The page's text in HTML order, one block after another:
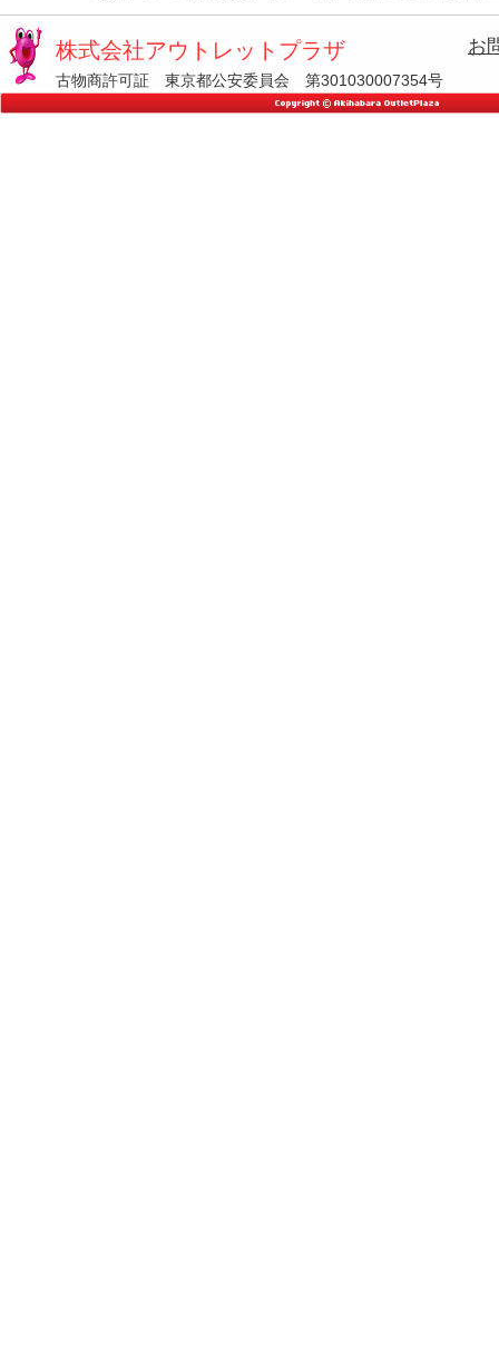
株式会社アウトレットプラザ
古物商許可証 東京都公安委員会 第301030007354号
お